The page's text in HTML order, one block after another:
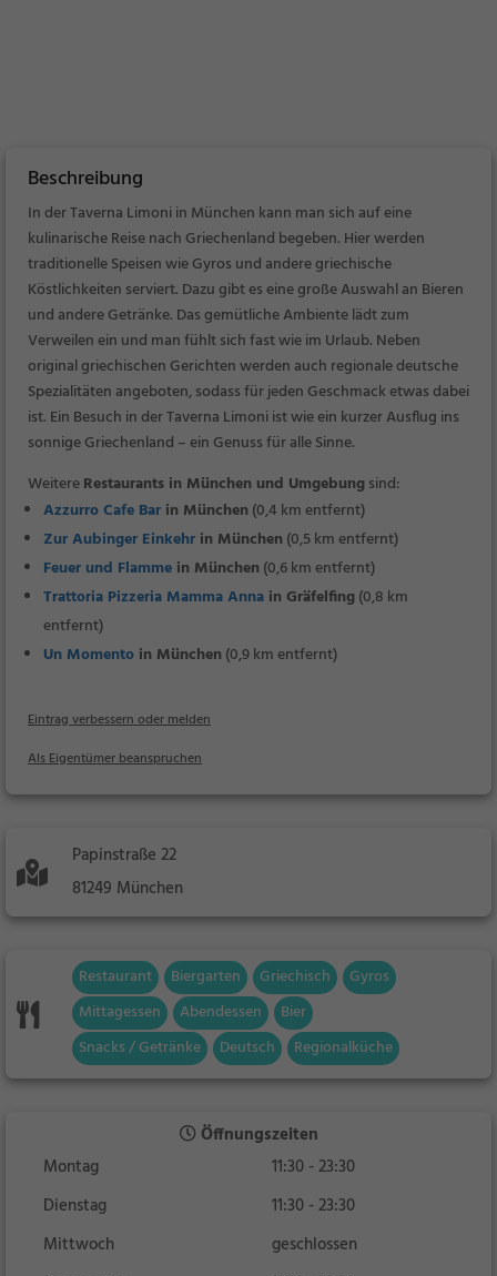
Beschreibung
In der Taverna Limoni in München kann man sich auf eine
kulinarische Reise nach Griechenland begeben. Hier werden
traditionelle Speisen wie Gyros und andere griechische
Köstlichkeiten serviert. Dazu gibt es eine große Auswahl an Bieren
und andere Getränke. Das gemütliche Ambiente lädt zum
Verweilen ein und man fühlt sich fast wie im Urlaub. Neben
original griechischen Gerichten werden auch regionale deutsche
Spezialitäten angeboten, sodass für jeden Geschmack etwas dabei
ist. Ein Besuch in der Taverna Limoni ist wie ein kurzer Ausflug ins
sonnige Griechenland – ein Genuss für alle Sinne.
WeitereRestaurants in München und Umgebungsind:
Azzurro Cafe Bar in München (0,4 km entfernt)
Zur Aubinger Einkehr in München (0,5 km entfernt)
Feuer und Flamme in München (0,6 km entfernt)
Trattoria Pizzeria Mamma Anna in Gräfelfing(0,8 km
entfernt)
Un Momento in München (0,9 km entfernt)
Eintrag verbessern oder melden
Als Eigentümer beanspruchen
Papinstraße 22
81249 München
Restaurant Biergarten Griechisch
Gyros
Mittagessen
Abendessen
Bier
Snacks / Getränke
Deutsch Regionalküche
Öffnungszeiten
Montag
11:30 - 23:30
Dienstag
11:30 - 23:30
Mittwoch
geschlossen